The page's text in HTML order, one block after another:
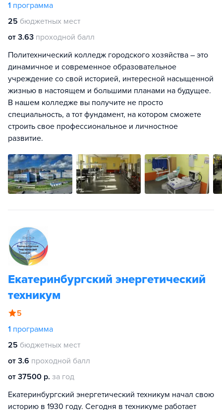
1 программа
25 бюджетных мест
от 3.63 проходной балл
Политехнический колледж городского хозяйства – это
динамичное и современное образовательное
учреждение со свой историей, интересной насыщенной
жизнью в настоящем и большими планами на будущее.
В нашем колледже вы получите не просто
специальность, а тот фундамент, на котором сможете
строить свое профессиональное и личностное
развитие.
Екатеринбургский энергетический
техникум
5
1 программа
25 бюджетных мест
от 3.6 проходной балл
от 37500 р. за год
Екатеринбургский энергетический техникум начал свою
историю в 1930 году. Сегодня в техникуме работает